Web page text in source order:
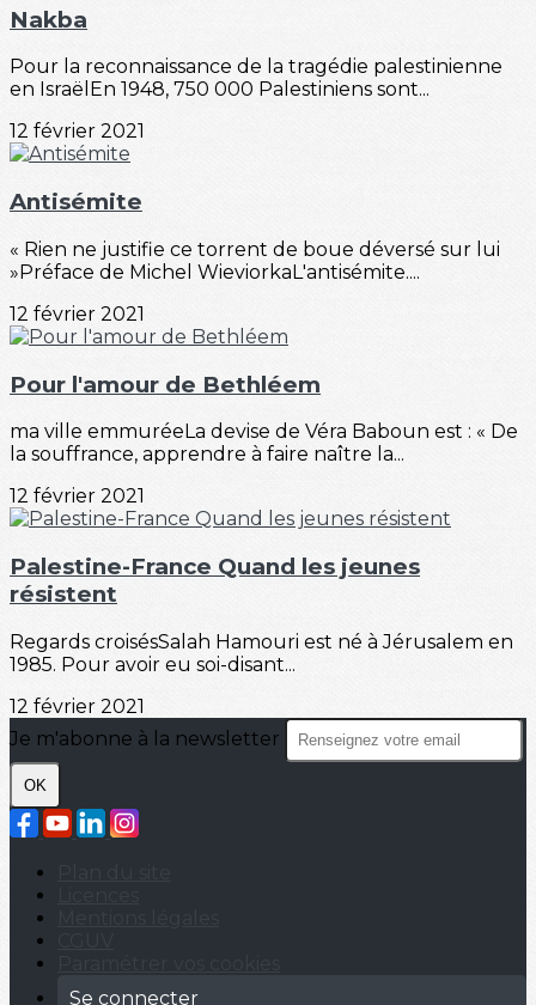
Nakba
Pour la reconnaissance de la tragédie palestinienne
en IsraëlEn 1948, 750 000 Palestiniens sont...
12 février 2021
Antisémite
« Rien ne justifie ce torrent de boue déversé sur lui
»Préface de Michel WieviorkaL'antisémite....
12 février 2021
Pour l'amour de Bethléem
ma ville emmuréeLa devise de Véra Baboun est : « De
la souffrance, apprendre à faire naître la...
12 février 2021
Palestine-France Quand les jeunes
résistent
Regards croisésSalah Hamouri est né à Jérusalem en
1985. Pour avoir eu soi-disant...
12 février 2021
Je m'abonne à la newsletter
OK
Se connecter